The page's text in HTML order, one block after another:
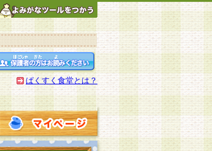
ぱくすく食堂とは？